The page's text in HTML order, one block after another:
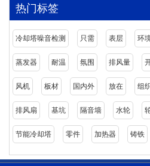
热门标签
冷却塔噪音检测 只需 表层 环
蒸发器 耐温 氛围 排风量
风机 板材 国内外 放在 组
排风扇 基坑 隔音墙 水轮
节能冷却塔 零件 加热器 铸铁